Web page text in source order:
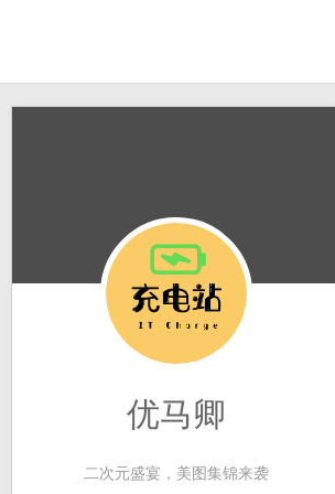
优马卿
二次元盛宴，美图集锦来袭